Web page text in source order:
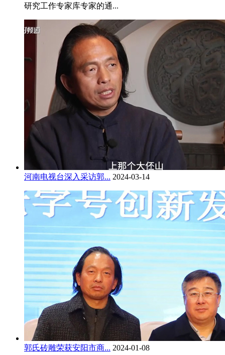
研究工作专家库专家的通...
河南电视台深入采访郭... 2024-03-14
郭氏砖雕荣获安阳市商... 2024-01-08